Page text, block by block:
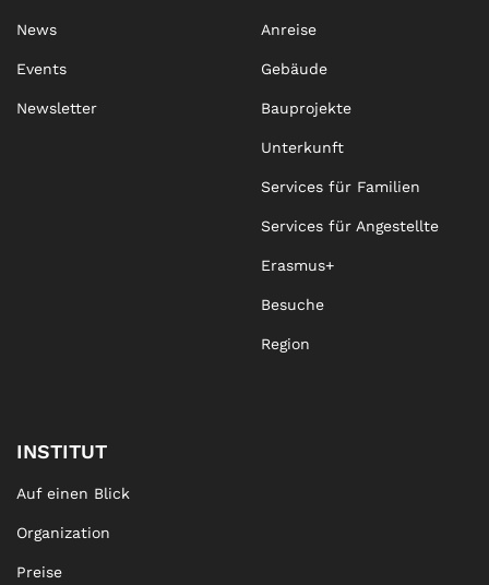
News
Events
Newsletter
Anreise
Gebäude
Bauprojekte
Unterkunft
Services für Familien
Services für Angestellte
Erasmus+
Besuche
Region
INSTITUT
Auf einen Blick
Organization
Preise